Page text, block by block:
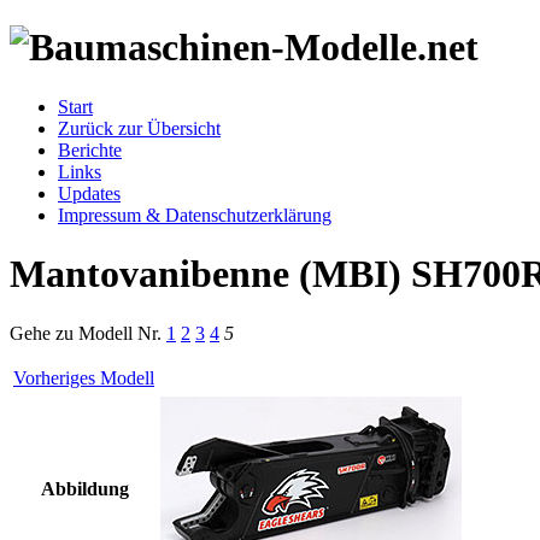
Start
Zurück zur Übersicht
Berichte
Links
Updates
Impressum & Datenschutzerklärung
Mantovanibenne (MBI)
Gehe zu Modell Nr. 1 2 3 4 5
Vorheriges Modell
Abbildung